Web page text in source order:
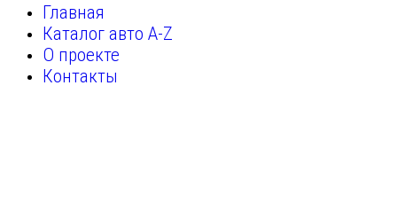
Главная
Каталог авто A-Z
О проекте
Контакты